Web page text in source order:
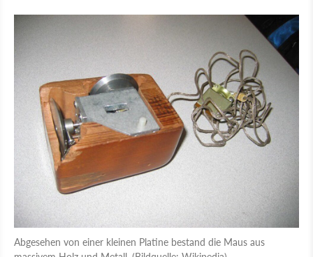
Abgesehen von einer kleinen Platine bestand die Maus aus